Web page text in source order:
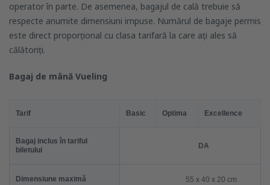
operator în parte. De asemenea, bagajul de cală trebuie să
respecte anumite dimensiuni impuse. Numărul de bagaje permis
este direct proporțional cu clasa tarifară la care ați ales să
călătoriți.
Bagaj de mână Vueling
Tarif Basic Optima Excellence
Bagaj inclus în tariful
biletului
DA
Dimensiune maximă 55 x 40 x 20 cm